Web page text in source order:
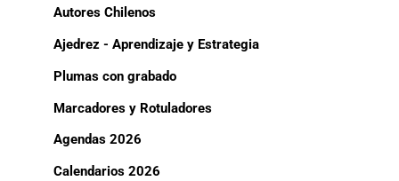
Autores Chilenos
Ajedrez - Aprendizaje y Estrategia
Plumas con grabado
Marcadores y Rotuladores
Agendas 2026
Calendarios 2026